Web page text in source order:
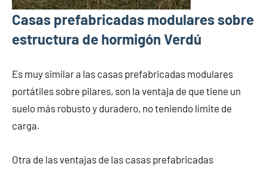
Casas prefabricadas modulares sobre
estructura de hormigón Verdú
Es muy similar a las casas prefabricadas modulares
portátiles sobre pilares, son la ventaja de que tiene un
suelo más robusto y duradero, no teniendo límite de
carga.
Otra de las ventajas de las casas prefabricadas